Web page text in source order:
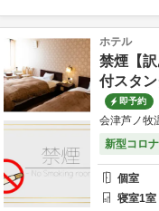
ホテル
禁煙【
付スタ
即予約
会津芦ノ牧
新型コロ
個室
寝室1室